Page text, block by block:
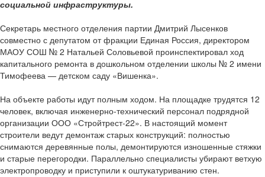
социальной инфраструктуры.
Секретарь местного отделения партии Дмитрий Лысенков
совместно с депутатом от фракции Единая Россия, директором
МАОУ СОШ № 2 Натальей Соловьевой проинспектировал ход
капитального ремонта в дошкольном отделении школы № 2 имени
Тимофеева — детском саду «Вишенка».
На объекте работы идут полным ходом. На площадке трудятся 12
человек, включая инженерно-технический персонал подрядной
организации ООО «Стройтрест-22». В настоящий момент
строители ведут демонтаж старых конструкций: полностью
снимаются деревянные полы, демонтируются изношенные стяжки
и старые перегородки. Параллельно специалисты убирают ветхую
электропроводку и приступили к оштукатуриванию стен.